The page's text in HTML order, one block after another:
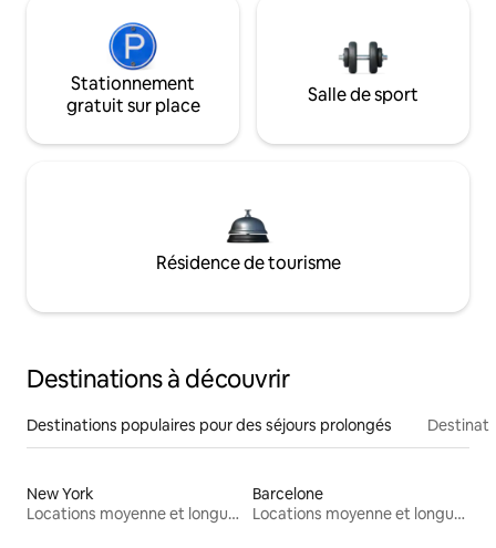
Stationnement
gratuit sur place
Salle de sport
Résidence de tourisme
Destinations à découvrir
Destinations populaires pour des séjours prolongés
New York
Locations moyenne et longue durée
Barcelone
Locations moyenne et longue durée